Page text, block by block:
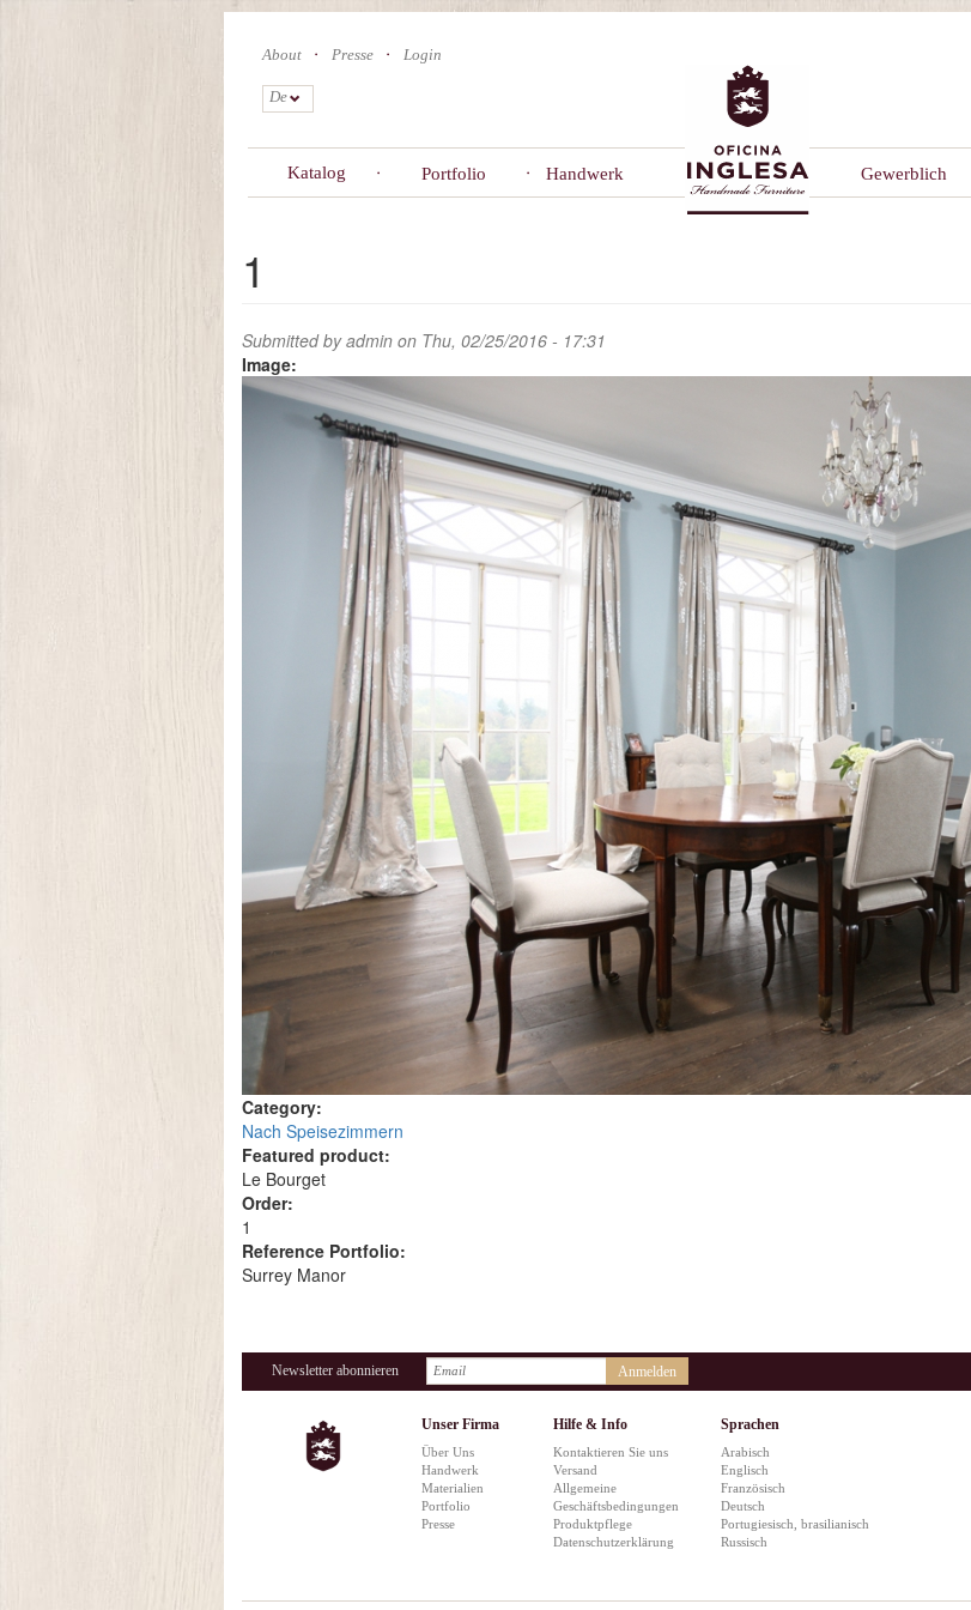
About Presse Login
De
Katalog Portfolio Handwerk Gewerblich
1
Submitted byadmin on Thu, 02/25/2016 - 17:31
Image:
Category:
Nach Speisezimmern
Featured product:
Le Bourget
Order:
1
Reference Portfolio:
Surrey Manor
Newsletter abonnieren Anmelden
Unser Firma
Über Uns
Handwerk
Materialien
Portfolio
Presse
Hilfe & Info
Kontaktieren Sie uns
Versand
Allgemeine
Geschäftsbedingungen
Produktpflege
Datenschutzerklärung
Sprachen
Arabisch
Englisch
Französisch
Deutsch
Portugiesisch, brasilianisch
Russisch